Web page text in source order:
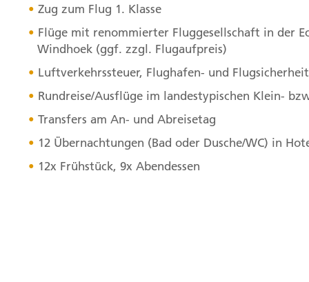
Zug zum Flug 1. Klasse
Flüge mit renommierter Fluggesellschaft in der
Windhoek (ggf. zzgl. Flugaufpreis)
Luftverkehrssteuer, Flughafen- und
Rundreise/Ausflüge im landestypischen Klein-
Transfers am An- und Abreisetag
12 Übernachtungen (Bad oder Dusche/WC) in
12x Frühstück, 9x Abendessen